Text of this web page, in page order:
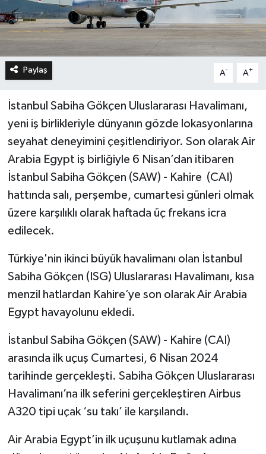
Paylaş A- A+
İstanbul Sabiha Gökçen Uluslararası Havalimanı,
yeni iş birlikleriyle dünyanın gözde lokasyonlarına
seyahat deneyimini çeşitlendiriyor. Son olarak Air
Arabia Egypt iş birliğiyle 6 Nisan’dan itibaren
İstanbul Sabiha Gökçen (SAW) - Kahire (CAI)
hattında salı, perşembe, cumartesi günleri olmak
üzere karşılıklı olarak haftada üç frekans icra
edilecek.
Türkiye'nin ikinci büyük havalimanı olan İstanbul
Sabiha Gökçen (ISG) Uluslararası Havalimanı, kısa
menzil hatlardan Kahire’ye son olarak Air Arabia
Egypt havayolunu ekledi.
İstanbul Sabiha Gökçen (SAW) - Kahire (CAI)
arasında ilk uçuş Cumartesi, 6 Nisan 2024
tarihinde gerçekleşti. Sabiha Gökçen Uluslararası
Havalimanı’na ilk seferini gerçekleştiren Airbus
A320 tipi uçak ‘su takı’ ile karşılandı.
Air Arabia Egypt’in ilk uçuşunu kutlamak adına